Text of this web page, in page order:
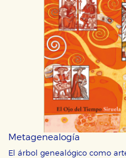
Metagenealogía
El árbol genealógico como